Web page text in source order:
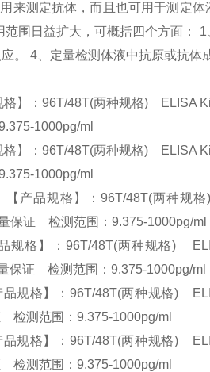
来测定抗体，而且也可用于测定
围日益扩大，可概括四个方面： 1
。 4 、定量检测体液中抗原或抗体
：96T/48T(两种规格) ELISA
1000pg/ml
：96T/48T(两种规格) ELISA
1000pg/ml
产品规格】：96T/48T(两种规
保证 检测范围：9.375-1000pg/
格】：96T/48T(两种规格)
保证 检测范围：9.375-1000pg/
格】：96T/48T(两种规格)
检测范围：9.375-1000pg/ml
格】：96T/48T(两种规格)
检测范围：9.375-1000pg/ml